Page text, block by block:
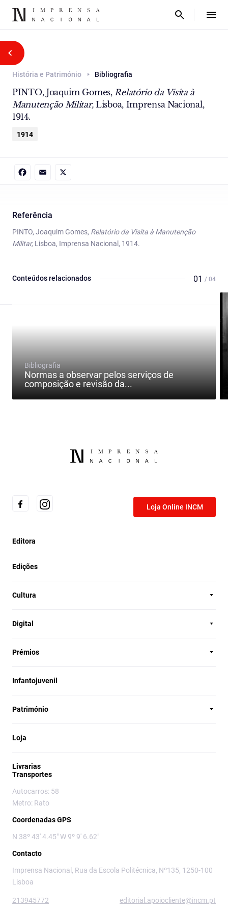
História e Património Bibliografia
PINTO, Joaquim Gomes,Relatório da Visita à
Manutenção Militar,Lisboa, Imprensa Nacional,
1914.
1914
Referência
PINTO, Joaquim Gomes, Relatório da Visita à Manutenção
Militar, Lisboa, Imprensa Nacional, 1914.
Conteúdos relacionados 01 / 04
Bibliografia
Normas a observar pelos serviços de
composição e revisão da...
Loja Online INCM
Editora
Edições
Cultura
Digital
Prémios
Infantojuvenil
Património
Loja
Livrarias
Transportes
Autocarros: 58
Metro: Rato
Coordenadas GPS
N 38º 43' 4.45" W 9º 9' 6.62"
Contacto
Imprensa Nacional, Rua da Escola Politécnica, Nº135, 1250-100
Lisboa
213945772 editorial.apoiocliente@incm.pt